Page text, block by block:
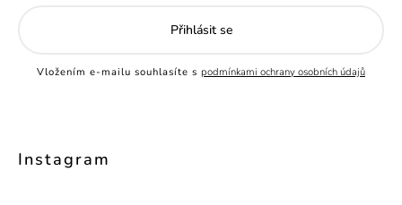
Instagram
Vložením e-mailu souhlasíte s podmínkami ochrany osobních údajů
Přihlásit se